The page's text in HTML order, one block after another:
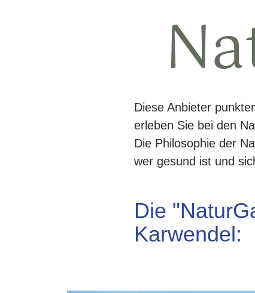
Diese Anbieter
erleben Sie bei den
Die Philosophie der
wer gesund ist und
Die
Karwendel: